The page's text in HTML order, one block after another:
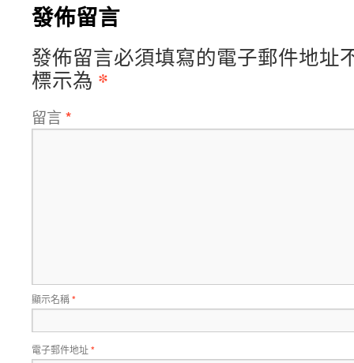
發佈留言
發佈留言必須填寫的電子郵件地址
標示為 *
留言 *
顯示名稱*
電子郵件地址*